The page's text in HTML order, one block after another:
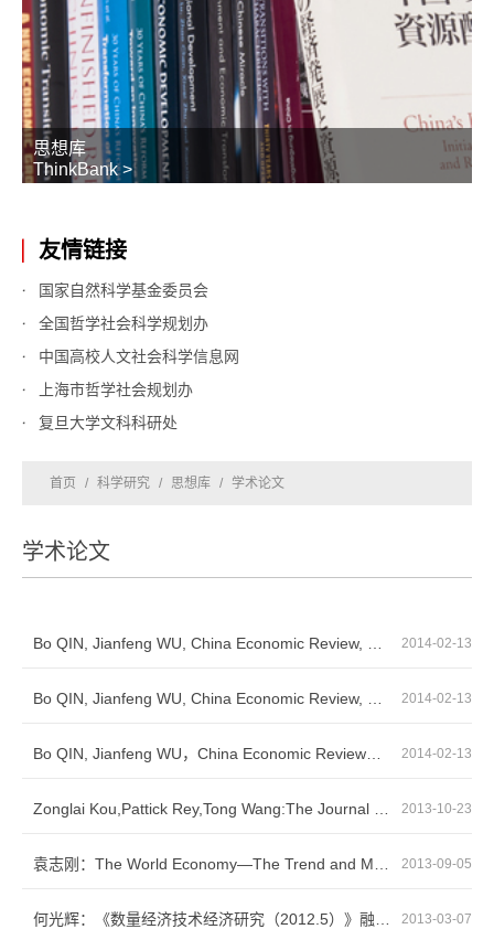
思想库
ThinkBank >
友情链接
国家自然科学基金委员会
全国哲学社会科学规划办
中国高校人文社会科学信息网
上海市哲学社会规划办
复旦大学文科科研处
首页 / 科学研究 / 思想库 / 学术论文
学术论文
2014-02-13
2014-02-13
2014-02-13
2013-10-23
2013-09-05
2013-03-07